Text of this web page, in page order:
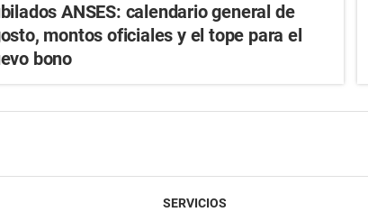
ANSES: calendario general de
montos oficiales y el tope para el
bono
SERVICIOS